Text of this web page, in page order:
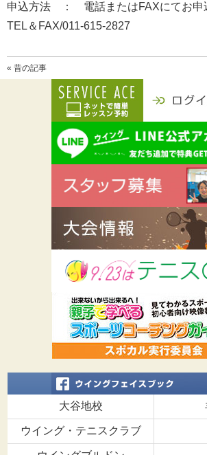
申込方法 ： 電話またはFAXにてお申
TEL＆FAX/011-615-2827
« 昔の記事
大谷地校
ウイング・テニスクラブ